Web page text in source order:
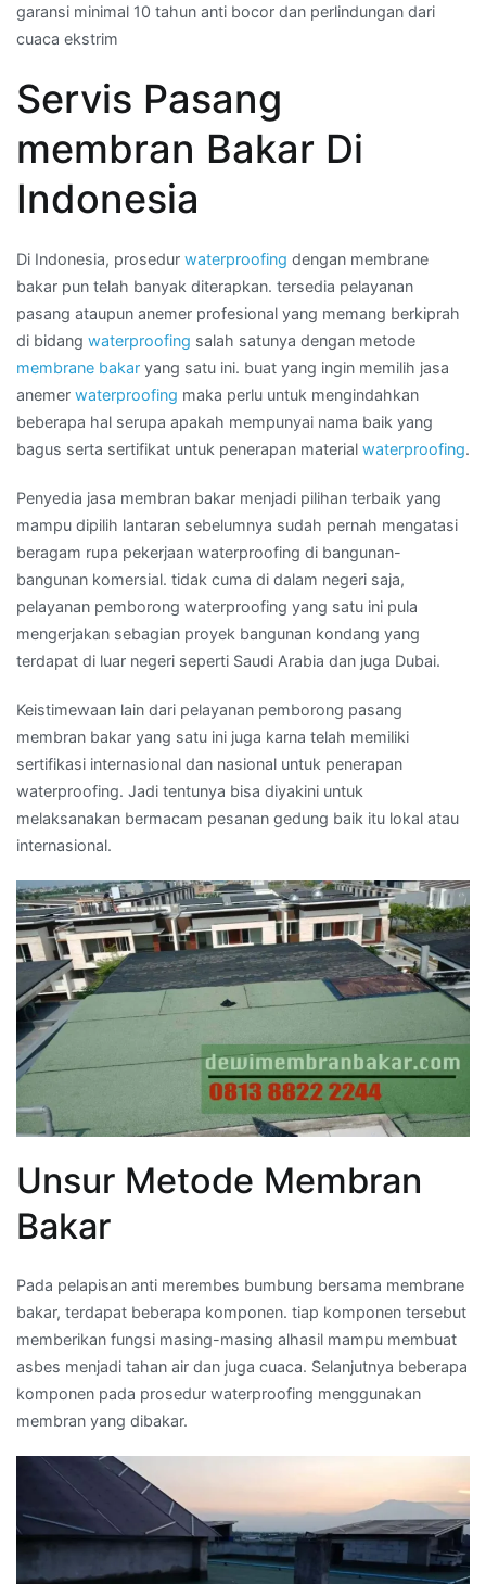
:
bakar
di
KALIMANTAN
garansi minimal 10 tahun anti bocor dan perlindungan dari
cuaca ekstrim
Servis Pasang
membran Bakar Di
Indonesia
Di Indonesia, prosedur waterproofing dengan membrane
bakar pun telah banyak diterapkan. tersedia pelayanan
pasang ataupun anemer profesional yang memang berkiprah
di bidang waterproofing salah satunya dengan metode
membrane bakar yang satu ini. buat yang ingin memilih jasa
anemer waterproofing maka perlu untuk mengindahkan
beberapa hal serupa apakah mempunyai nama baik yang
bagus serta sertifikat untuk penerapan material waterproofing.
Penyedia jasa membran bakar menjadi pilihan terbaik yang
mampu dipilih lantaran sebelumnya sudah pernah mengatasi
beragam rupa pekerjaan waterproofing di bangunan-
bangunan komersial. tidak cuma di dalam negeri saja,
pelayanan pemborong waterproofing yang satu ini pula
mengerjakan sebagian proyek bangunan kondang yang
terdapat di luar negeri seperti Saudi Arabia dan juga Dubai.
Keistimewaan lain dari pelayanan pemborong pasang
membran bakar yang satu ini juga karna telah memiliki
sertifikasi internasional dan nasional untuk penerapan
waterproofing. Jadi tentunya bisa diyakini untuk
melaksanakan bermacam pesanan gedung baik itu lokal atau
internasional.
Unsur Metode Membran
Bakar
Pada pelapisan anti merembes bumbung bersama membrane
bakar, terdapat beberapa komponen. tiap komponen tersebut
memberikan fungsi masing-masing alhasil mampu membuat
asbes menjadi tahan air dan juga cuaca. Selanjutnya beberapa
komponen pada prosedur waterproofing menggunakan
membran yang dibakar.